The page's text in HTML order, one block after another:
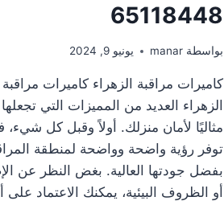
65118448
بواسطة manar يونيو 9, 2024
كاميرات مراقبة الزهراء كاميرات مراقبة
الزهراء العديد من المميزات التي تجعلها
مثاليًا لأمان منزلك. أولاً وقبل كل شيء،
توفر رؤية واضحة وواضحة لمنطقة
بفضل جودتها العالية. بغض النظر عن
أو الظروف البيئية، يمكنك الاعتماد على